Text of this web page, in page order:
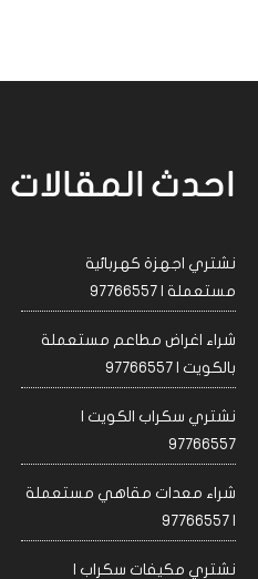
احدث المقالات
نشتري اجهزة كهربائية
مستعملة | 97766557
شراء اغراض مطاعم مستعملة
بالكويت | 97766557
نشتري سكراب الكويت |
97766557
شراء معدات مقاهي مستعملة
| 97766557
نشتري مكيفات سكراب |